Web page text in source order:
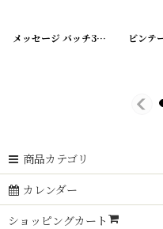
2] ビンテージ バッチ3個SET
商品カテゴリ
カレンダー
ショッピングカート